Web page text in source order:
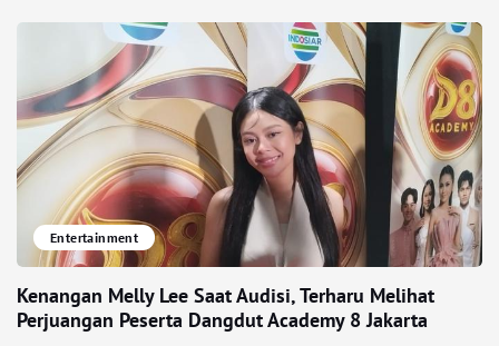
Entertainment
Kenangan Melly Lee Saat Audisi, Terharu Melihat
Perjuangan Peserta Dangdut Academy 8 Jakarta